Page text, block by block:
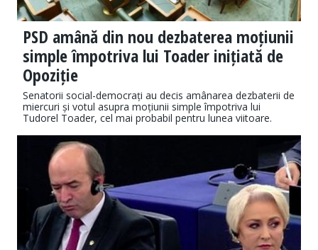
PSD amână din nou dezbaterea moțiunii
simple împotriva lui Toader inițiată de
Opoziție
Senatorii social-democrați au decis amânarea dezbaterii de
miercuri și votul asupra moțiunii simple împotriva lui
Tudorel Toader, cel mai probabil pentru lunea viitoare.